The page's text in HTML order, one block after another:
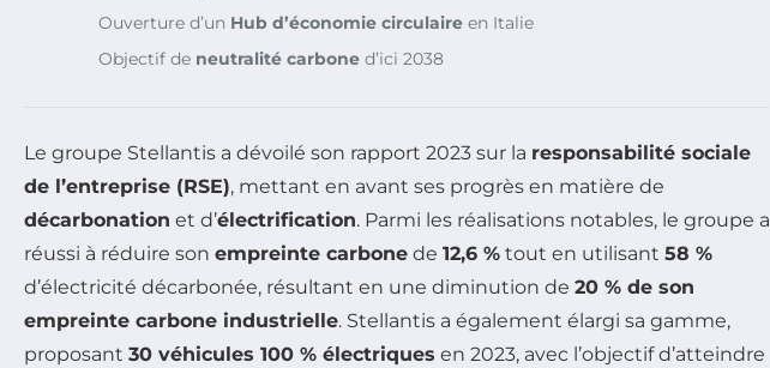
Ouverture d’un Hub d’économie circulaire en Italie
Objectif de neutralité carbone d’ici 2038
Le groupe Stellantis a dévoilé son rapport 2023 sur la responsabilité sociale
de l’entreprise (RSE), mettant en avant ses progrès en matière de
décarbonation et d’électrification. Parmi les réalisations notables, le groupe a
réussi à réduire son empreinte carbone de 12,6 % tout en utilisant 58 %
d’électricité décarbonée, résultant en une diminution de 20 % de son
empreinte carbone industrielle. Stellantis a également élargi sa gamme,
proposant 30 véhicules 100 % électriques en 2023, avec l’objectif d’atteindre